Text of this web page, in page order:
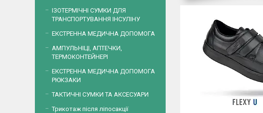
ІЗОТЕРМІЧНІ СУМКИ ДЛЯ
ТРАНСПОРТУВАННЯ ІНСУЛІНУ
ЕКСТРЕННА МЕДИЧНА ДОПОМОГА
АМПУЛЬНІЦІ, АПТЕЧКИ,
ТЕРМОКОНТЕЙНЕРІ
ЕКСТРЕННА МЕДИЧНА ДОПОМОГА
РЮКЗАКИ
ТАКТИЧНІ СУМКИ ТА АКСЕСУАРИ
Трикотаж після ліпосакції